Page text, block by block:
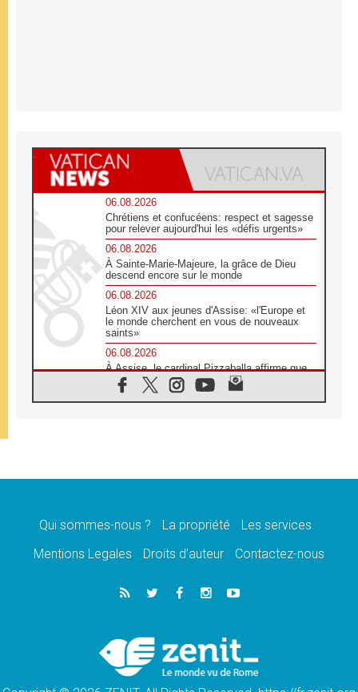
06.08.2026
Chrétiens et confucéens: respect et sagesse
pour relever aujourd'hui les «défis urgents»
06.08.2026
À Sainte-Marie-Majeure, la grâce de Dieu
descend encore sur le monde
06.08.2026
Léon XIV aux jeunes d'Assise: «l'Europe et
le monde cherchent en vous de nouveaux
saints»
06.08.2026
À Assise, le cardinal Pizzaballa affirme que
«les chrétiens veulent la paix»
06.08.2026
message de paix et de dignité humaine»
«La visite du Pape en Uruguay renforcera
05.08.2026
Le nonce en Ukraine: «Il est inquiétant
Léon XIV au Pérou, une lueur d'espoir pour
un peuple en quête de paix
Qui sommes-nous ? La propriété
Les services
Mentions Legales
Droits d’auteur Contactez-nous